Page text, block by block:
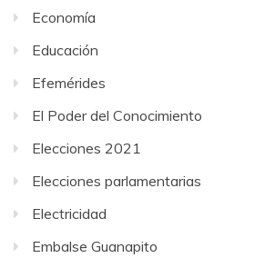
Economía
Educación
Efemérides
El Poder del Conocimiento
Elecciones 2021
Elecciones parlamentarias
Electricidad
Embalse Guanapito